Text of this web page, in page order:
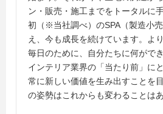
ン・販売・施工までをトータルに
初（※当社調べ）のSPA（製造小
え、今も成長を続けています。よ
毎日のために、自分たちに何がで
インテリア業界の「当たり前」に
常に新しい価値を生み出すことを
の姿勢はこれからも変わることはあ